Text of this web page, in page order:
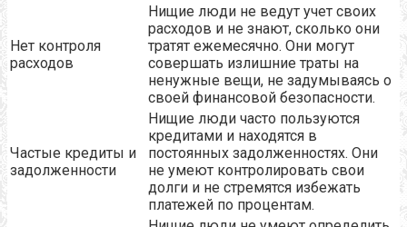
Нет контроля
расходов
Нищие люди не ведут учет своих
расходов и не знают, сколько они
тратят ежемесячно. Они могут
совершать излишние траты на
ненужные вещи, не задумываясь о
своей финансовой безопасности.
Частые кредиты и
задолженности
Нищие люди часто пользуются
кредитами и находятся в
постоянных задолженностях. Они
не умеют контролировать свои
долги и не стремятся избежать
платежей по процентам.